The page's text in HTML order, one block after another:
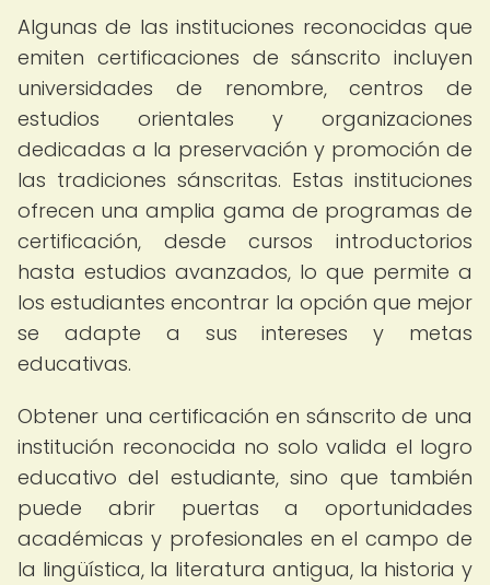
Algunas de las instituciones reconocidas que
emiten certificaciones de sánscrito incluyen
universidades de renombre, centros de
estudios orientales y organizaciones
dedicadas a la preservación y promoción de
las tradiciones sánscritas. Estas instituciones
ofrecen una amplia gama de programas de
certificación, desde cursos introductorios
hasta estudios avanzados, lo que permite a
los estudiantes encontrar la opción que mejor
se adapte a sus intereses y metas
educativas.
Obtener una certificación en sánscrito de una
institución reconocida no solo valida el logro
educativo del estudiante, sino que también
puede abrir puertas a oportunidades
académicas y profesionales en el campo de
la lingüística, la literatura antigua, la historia y